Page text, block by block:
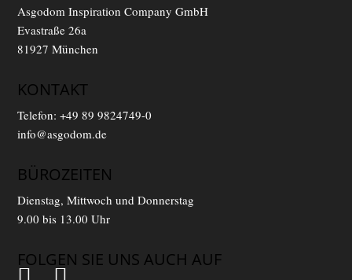
Asgodom Inspiration Company GmbH
Evastraße 26a
81927 München
KONTAKT
Telefon:+49 89 9824749-0
info@asgodom.de
BÜROZEITEN
Dienstag, Mittwoch und Donnerstag
9.00 bis 13.00 Uhr
FOLGEN SIE UNS AUCH AUF